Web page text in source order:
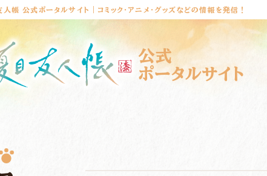
帳 公式ポータルサイト｜コミック・アニメ・グッズなどの情報を発信！
公式
ポータルサイト